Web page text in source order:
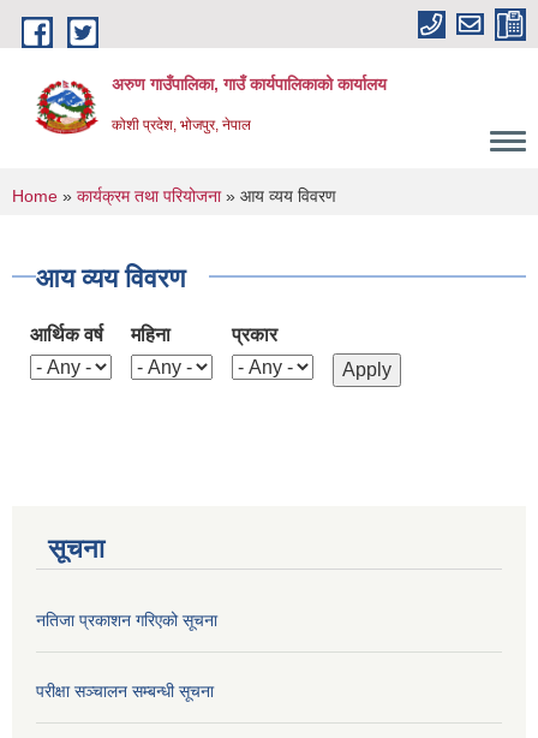
Skip to main content
अरुण गाउँपालिका, गाउँ कार्यपालिकाको कार्यालय
कोशी प्रदेश, भोजपुर, नेपाल
You are here
Home » कार्यक्रम तथा परियोजना» आय व्यय विवरण
आय व्यय विवरण
आर्थिक वर्ष महिना प्रकार
सूचना
नतिजा प्रकाशन गरिएको सूचना
परीक्षा सञ्चालन सम्बन्धी सूचना